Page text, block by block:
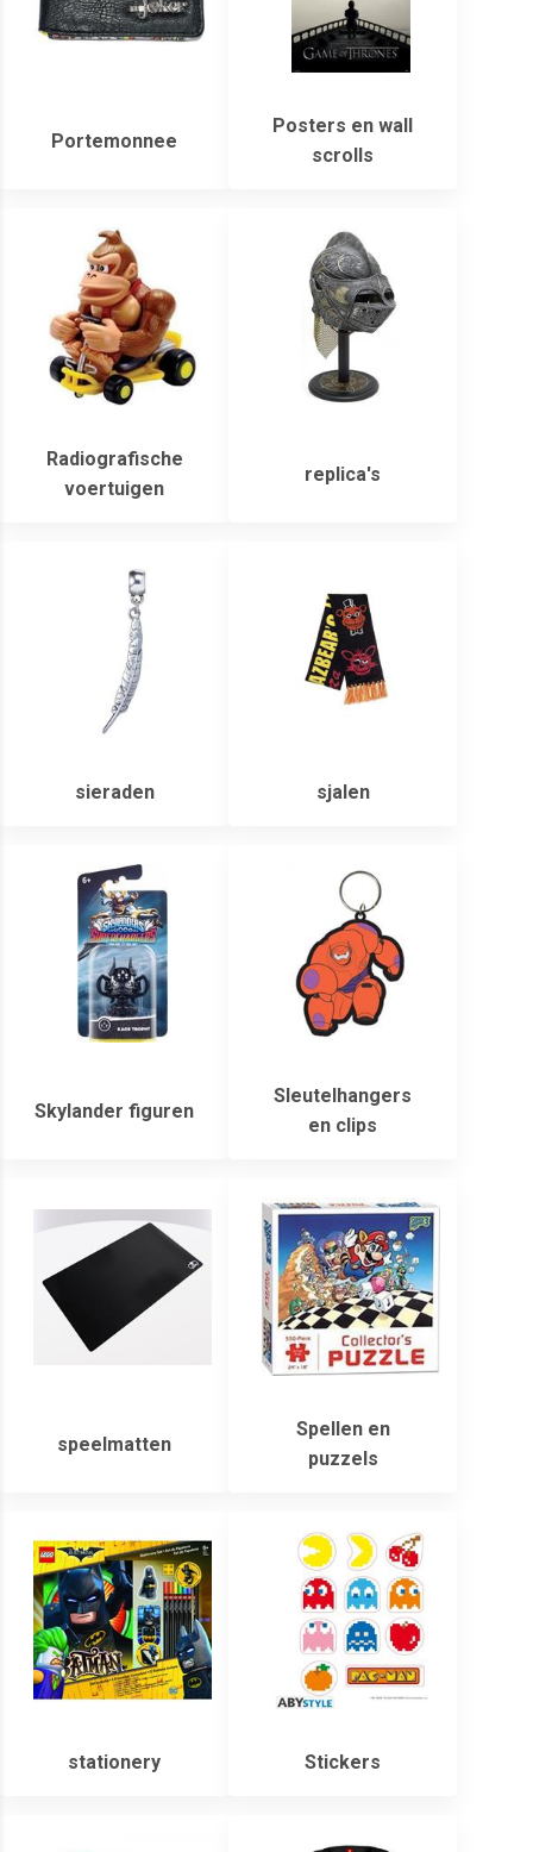
Portemonnee
Posters en wall
scrolls
Radiografische
voertuigen
replica's
sieraden sjalen
Skylander figuren
Sleutelhangers
en clips
speelmatten
Spellen en
puzzels
stationery Stickers